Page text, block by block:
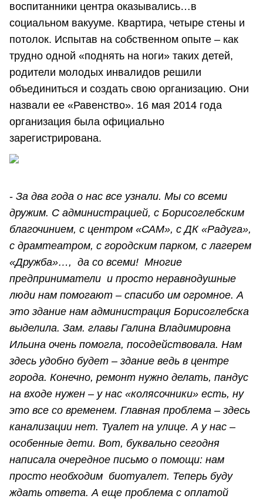
воспитанники центра оказывались…в
социальном вакууме. Квартира, четыре стены и
потолок. Испытав на собственном опыте – как
трудно одной «поднять на ноги» таких детей,
родители молодых инвалидов решили
объединиться и создать свою организацию. Они
назвали ее «Равенство». 16 мая 2014 года
организация была официально
зарегистрирована.
- За два года о нас все узнали. Мы со всеми
дружим. С администрацией, с Борисоглебским
благочинием, с центром «САМ», с ДК «Радуга»,
с драмтеатром, с городским парком, с лагерем
«Дружба»…, да со всеми! Многие
предприниматели и просто неравнодушные
люди нам помогают – спасибо им огромное. А
это здание нам администрация Борисоглебска
выделила. Зам. главы Галина Владимировна
Ильина очень помогла, посодействовала. Нам
здесь удобно будет – здание ведь в центре
города. Конечно, ремонт нужно делать, пандус
на входе нужен – у нас «колясочники» есть, ну
это все со временем. Главная проблема – здесь
канализации нет. Туалет на улице. А у нас –
особенные дети. Вот, буквально сегодня
написала очередное письмо о помощи: нам
просто необходим биотуалет. Теперь буду
ждать ответа. А еще проблема с оплатой